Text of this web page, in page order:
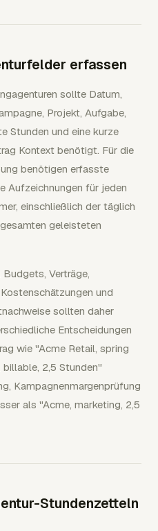
erfassen
sollte Datum,
Projekt, Aufgabe,
Stunden und eine kurze
Kontext benötigt. Für die
benötigen erfasste
Aufzeichnungen für jeden
einschließlich der täglich
geleisteten
Verträge,
und
sollten daher
Entscheidungen
wie "Acme Retail, spring
2,5 Stunden"
Kampagnenmargenprüfung
als "Acme, marketing, 2,5
Stundenzetteln